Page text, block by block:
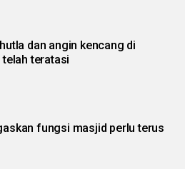
dan angin kencang di
teratasi
fungsi masjid perlu terus